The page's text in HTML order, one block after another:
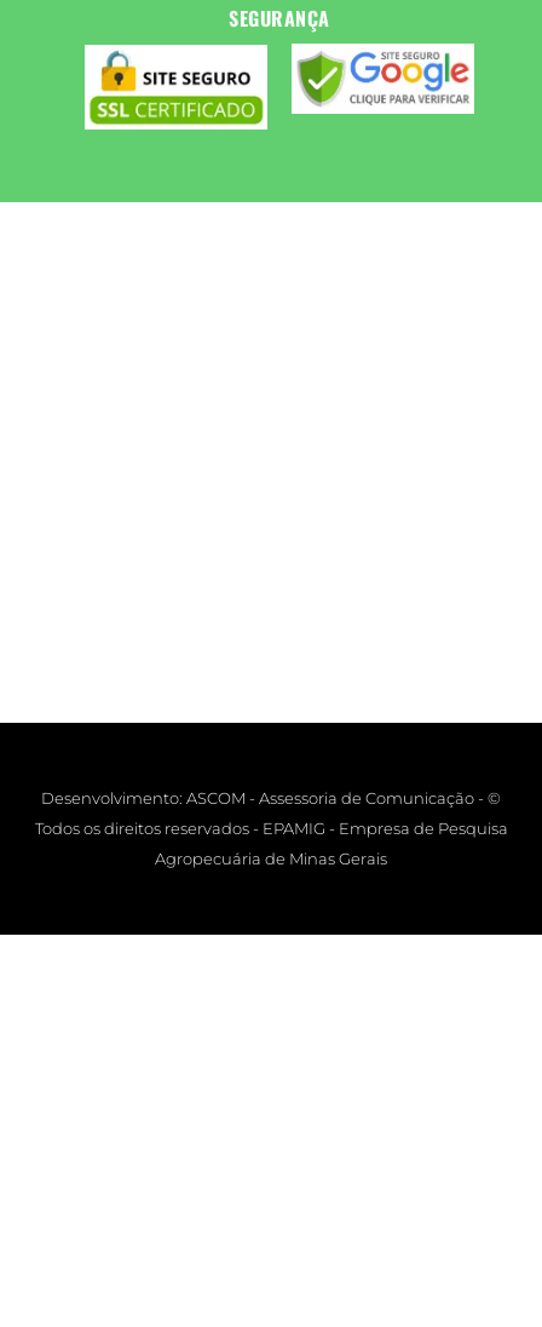
SEGURANÇA
Desenvolvimento: ASCOM - Assessoria de Comunicação - ©
Todos os direitos reservados - EPAMIG - Empresa de Pesquisa
Agropecuária de Minas Gerais